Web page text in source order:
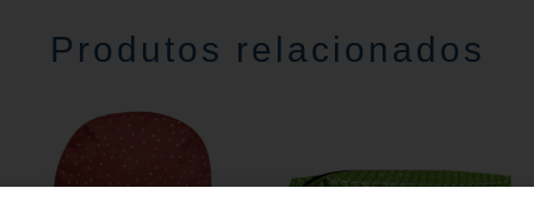
Produtos relacionados